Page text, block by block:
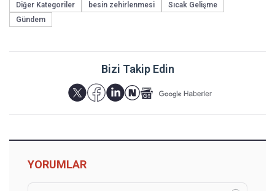
Diğer Kategoriler besin zehirlenmesi
Sıcak Gelişme
Gündem
Bizi Takip Edin
YORUMLAR